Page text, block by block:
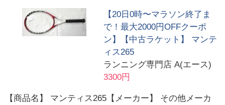
【20日0時〜マラソン終了ま
で！最大2000円OFFクーポ
ン】【中古ラケット】 マンテ
ィス265
ランニング専門店 A(エース)
3300円
【商品名】 マンティス265【メーカー】 その他メーカ